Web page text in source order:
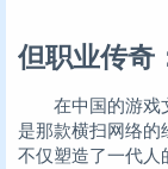
但职业传奇
在中国的游戏文
是那款横扫网络
不仅塑造了一代人